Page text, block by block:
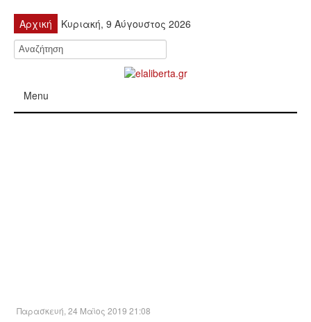
Αρχική Κυριακή, 9 Αύγουστος 2026
Menu
ΟΙΚΟΝΟΜΊΑ
Παρασκευή, 24 Μαϊος 2019 21:08